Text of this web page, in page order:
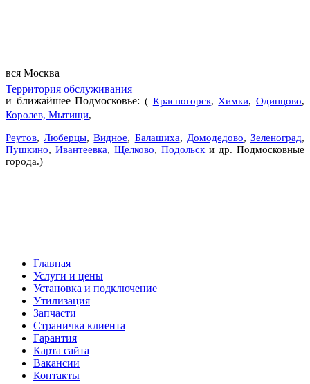
Территория обслуживания
вся Москва
и ближайшее Подмосковье: ( Красногорск, Химки,Одинцово,
Королев, Мытищи,
Реутов,Люберцы,Видное, Балашиха, Домодедово,Зеленоград,
Пушкино, Ивантеевка, Щелково, Подольск и др. Подмосковные
города.)
Главная
Услуги и цены
Установка и подключение
Утилизация
Запчасти
Страничка клиента
Гарантия
Карта сайта
Вакансии
Контакты